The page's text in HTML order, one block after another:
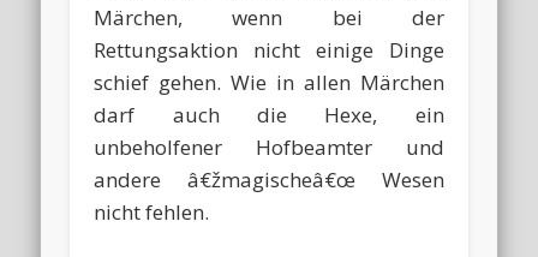
Märchen, wenn bei der
Rettungsaktion nicht einige Dinge
schief gehen. Wie in allen Märchen
darf auch die Hexe, ein
unbeholfener Hofbeamter und
andere â€žmagischeâ€œ Wesen
nicht fehlen.